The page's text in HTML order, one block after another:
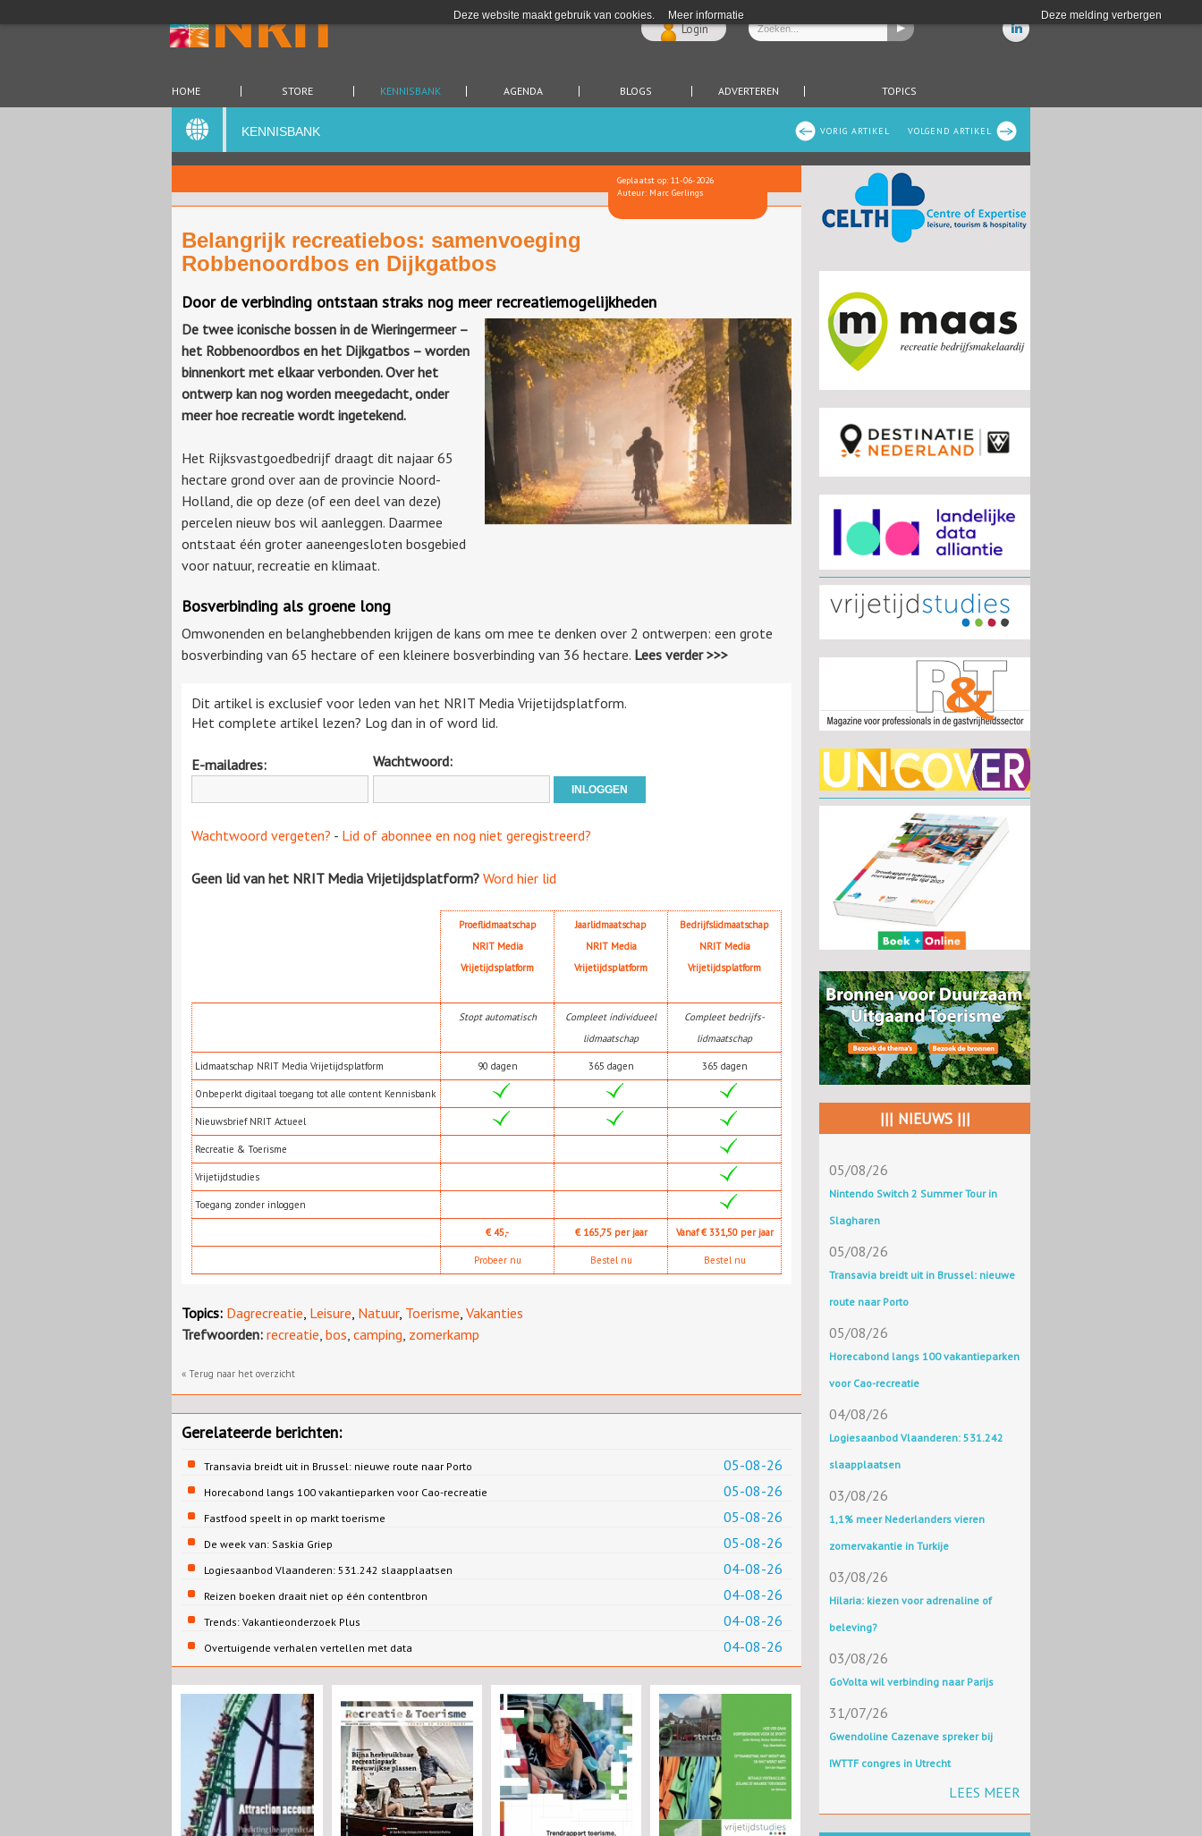
Deze website maakt gebruik van cookies. Meer informatie Deze melding verbergen
Login
HOME STORE KENNISBANK AGENDA BLOGS ADVERTEREN TOPICS
VOLGEND ARTIKEL
VORIG ARTIKEL
KENNISBANK
Geplaatst op: 11-06-2026
Auteur: Marc Gerlings
Belangrijk recreatiebos: samenvoeging
Robbenoordbos en Dijkgatbos
Door de verbinding ontstaan straks nog meer recreatiemogelijkheden
De twee iconische bossen in de Wieringermeer –
het Robbenoordbos en het Dijkgatbos – worden
binnenkort met elkaar verbonden. Over het
ontwerp kan nog worden meegedacht, onder
meer hoe recreatie wordt ingetekend.
Het Rijksvastgoedbedrijf draagt dit najaar 65
hectare grond over aan de provincie Noord-
Holland, die op deze (of een deel van deze)
percelen nieuw bos wil aanleggen. Daarmee
ontstaat één groter aaneengesloten bosgebied
voor natuur, recreatie en klimaat.
Bosverbinding als groene long
Omwonenden en belanghebbenden krijgen de kans om mee te denken over 2 ontwerpen: een grote
bosverbinding van 65 hectare of een kleinere bosverbinding van 36 hectare. Lees verder >>>
Dit artikel is exclusief voor leden van het NRIT Media Vrijetijdsplatform.
Het complete artikel lezen? Log dan in of word lid.
E-mailadres: Wachtwoord:
Wachtwoord vergeten? - Lid of abonnee en nog niet geregistreerd?
Geen lid van het NRIT Media Vrijetijdsplatform? Word hier lid
Proeflidmaatschap
NRIT Media
Vrijetijdsplatform
Jaarlidmaatschap
NRIT Media
Vrijetijdsplatform
Bedrijfslidmaatschap
NRIT Media
Vrijetijdsplatform
Stopt automatisch
Compleet individueel
lidmaatschap
Compleet bedrijfs-
lidmaatschap
Lidmaatschap NRIT Media Vrijetijdsplatform 90 dagen 365 dagen 365 dagen
Onbeperkt digitaal toegang tot alle content Kennisbank
Nieuwsbrief NRIT Actueel
Recreatie & Toerisme
Vrijetijdstudies
Toegang zonder inloggen
€ 45,- € 165,75 per jaar Vanaf € 331,50 per jaar
Probeer nu Bestel nu Bestel nu
Topics: Dagrecreatie Leisure Natuur, Toerisme Vakanties
Trefwoorden: recreatie bos camping zomerkamp
« Terug naar het overzicht
Gerelateerde berichten:
05-08-26
Transavia breidt uit in Brussel: nieuwe route naar Porto
05-08-26
Horecabond langs 100 vakantieparken voor Cao-recreatie
05-08-26
Fastfood speelt in op markt toerisme
05-08-26
De week van: Saskia Griep
04-08-26
Logiesaanbod Vlaanderen: 531.242 slaapplaatsen
04-08-26
Reizen boeken draait niet op één contentbron
04-08-26
Trends: Vakantieonderzoek Plus
04-08-26
Overtuigende verhalen vertellen met data
||| NIEUWS |||
05/08/26
Nintendo Switch 2 Summer Tour in
Slagharen
05/08/26
Transavia breidt uit in Brussel: nieuwe
route naar Porto
05/08/26
Horecabond langs 100 vakantieparken
voor Cao-recreatie
04/08/26
Logiesaanbod Vlaanderen: 531.242
slaapplaatsen
03/08/26
1,1% meer Nederlanders vieren
zomervakantie in Turkije
03/08/26
Hilaria: kiezen voor adrenaline of
beleving?
03/08/26
GoVolta wil verbinding naar Parijs
31/07/26
Gwendoline Cazenave spreker bij
IWTTF congres in Utrecht
LEES MEER